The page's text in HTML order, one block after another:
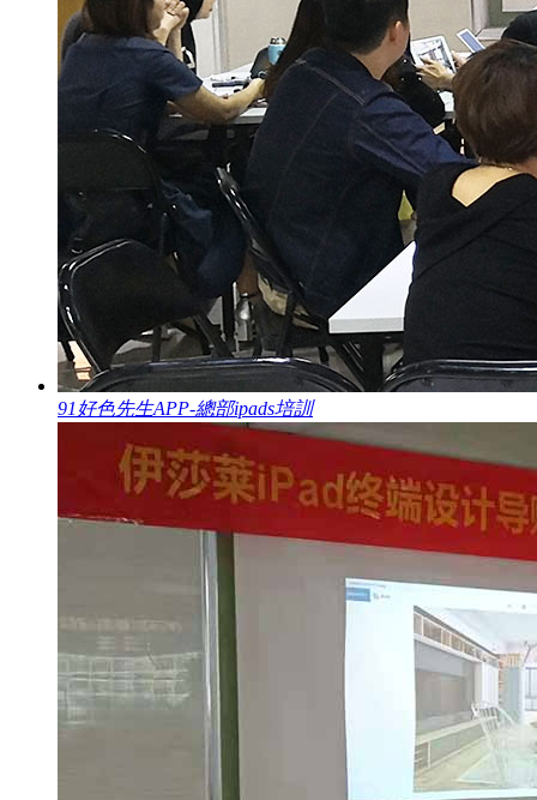
91好色先生APP-總部ipads培訓